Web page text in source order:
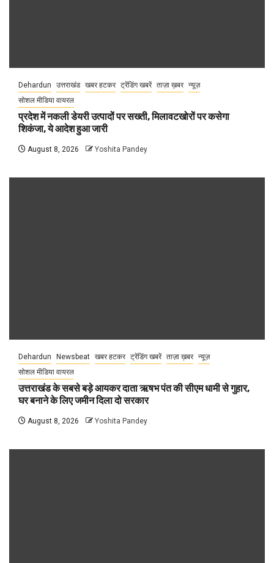
Dehardun उत्तराखंड खबर हटकर ट्रेंडिंग खबरें ताज़ा ख़बर न्यूज़
सोशल मीडिया वायरल
प्रदेश में नकली डेयरी उत्पादों पर सख्ती, मिलावटखोरों पर कसेगा
शिकंजा, ये आदेश हुआ जारी
August 8, 2026 Yoshita Pandey
Dehardun Newsbeat खबर हटकर ट्रेंडिंग खबरें ताज़ा ख़बर न्यूज़
सोशल मीडिया वायरल
उत्तराखंड के सबसे बड़े आयकर दाता ऋषभ पंत की सीएम धामी से गुहार,
घर बनाने के लिए जमीन दिला दो सरकार
August 8, 2026 Yoshita Pandey